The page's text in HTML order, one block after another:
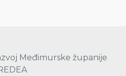
Međimurske županije